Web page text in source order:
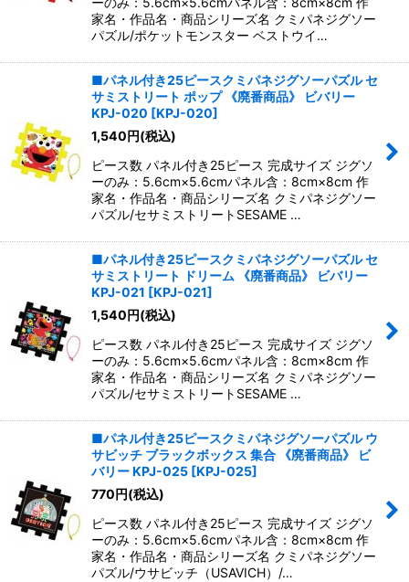
家名・作品名・商品シリーズ名 クミパネジグソー
パズル/ポケットモンスター ベストウイ…
■パネル付き25ピースクミパネジグソーパズル セ
サミストリート ポップ 《廃番商品》 ビバリー
KPJ-020 [KPJ-020]
1,540円(税込)
ピース数 パネル付き25ピース 完成サイズ ジグソ
ーのみ：5.6cm×5.6cmパネル含：8cm×8cm 作
家名・作品名・商品シリーズ名 クミパネジグソー
パズル/セサミストリートSESAME …
■パネル付き25ピースクミパネジグソーパズル セ
サミストリート ドリーム 《廃番商品》 ビバリー
KPJ-021 [KPJ-021]
1,540円(税込)
ピース数 パネル付き25ピース 完成サイズ ジグソ
ーのみ：5.6cm×5.6cmパネル含：8cm×8cm 作
家名・作品名・商品シリーズ名 クミパネジグソー
パズル/セサミストリートSESAME …
■パネル付き25ピースクミパネジグソーパズル ウ
サビッチ ブラックボックス 集合 《廃番商品》 ビ
バリー KPJ-025 [KPJ-025]
770円(税込)
ピース数 パネル付き25ピース 完成サイズ ジグソ
ーのみ：5.6cm×5.6cmパネル含：8cm×8cm 作
家名・作品名・商品シリーズ名 クミパネジグソー
パズル/ウサビッチ（USAVICH）/…